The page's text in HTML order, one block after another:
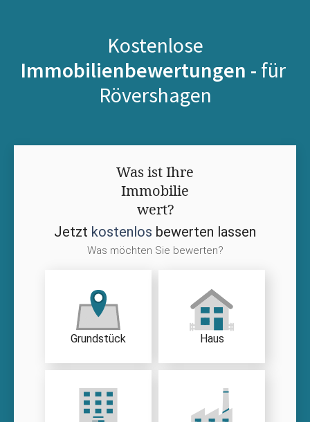
Kostenlose
Immobilienbewertungen - für
Rövershagen
Was ist Ihre
Immobilie
wert?
Jetzt kostenlos bewerten lassen
Was möchten Sie bewerten?
Grundstück Haus